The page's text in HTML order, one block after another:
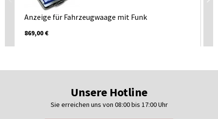
Anzeige für Fahrzeugwaage mit Funk
869,00 €
Unsere Hotline
Sie erreichen uns von 08:00 bis 17:00 Uhr